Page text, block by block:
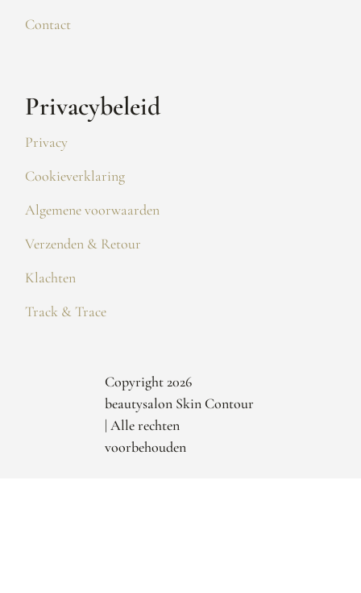
Contact
Privacybeleid
Privacy
Cookieverklaring
Algemene voorwaarden
Verzenden & Retour
Klachten
Track & Trace
Copyright 2026
beautysalon Skin Contour
| Alle rechten
voorbehouden